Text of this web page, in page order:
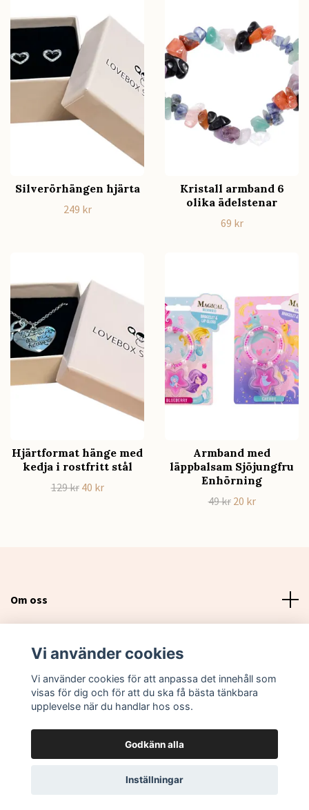
Silverörhängen hjärta
249 kr
Kristall armband 6
olika ädelstenar
69 kr
Hjärtformat hänge med
kedja i rostfritt stål
129 kr 40 kr
Armband med
läppbalsam Sjöjungfru
Enhörning
49 kr 20 kr
Om oss
Sociala medier
© 2026 Lovebox Sweden
Vi använder cookies
Vi använder cookies för att anpassa det innehåll som
visas för dig och för att du ska få bästa tänkbara
upplevelse när du handlar hos oss.
Godkänn alla
Inställningar